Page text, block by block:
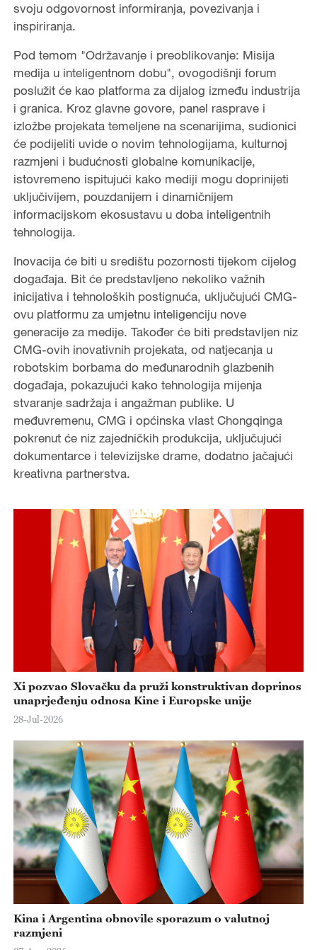
svoju odgovornost informiranja, povezivanja i
inspiriranja.
Pod temom "Održavanje i preoblikovanje: Misija
medija u inteligentnom dobu", ovogodišnji forum
poslužit će kao platforma za dijalog između industrija
i granica. Kroz glavne govore, panel rasprave i
izložbe projekata temeljene na scenarijima, sudionici
će podijeliti uvide o novim tehnologijama, kulturnoj
razmjeni i budućnosti globalne komunikacije,
istovremeno ispitujući kako mediji mogu doprinijeti
uključivijem, pouzdanijem i dinamičnijem
informacijskom ekosustavu u doba inteligentnih
tehnologija.
Inovacija će biti u središtu pozornosti tijekom cijelog
događaja. Bit će predstavljeno nekoliko važnih
inicijativa i tehnoloških postignuća, uključujući CMG-
ovu platformu za umjetnu inteligenciju nove
generacije za medije. Također će biti predstavljen niz
CMG-ovih inovativnih projekata, od natjecanja u
robotskim borbama do međunarodnih glazbenih
događaja, pokazujući kako tehnologija mijenja
stvaranje sadržaja i angažman publike. U
međuvremenu, CMG i općinska vlast Chongqinga
pokrenut će niz zajedničkih produkcija, uključujući
dokumentarce i televizijske drame, dodatno jačajući
kreativna partnerstva.
Xi pozvao Slovačku da pruži konstruktivan doprinos
unaprjeđenju odnosa Kine i Europske unije
28-Jul-2026
Kina i Argentina obnovile sporazum o valutnoj
razmjeni